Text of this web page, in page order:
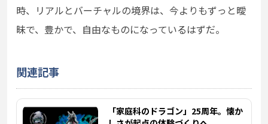
時、リアルとバーチャルの境界は、今よりもずっと曖
昧で、豊かで、自由なものになっているはずだ。
関連記事
「家庭科のドラゴン」25周年。懐か